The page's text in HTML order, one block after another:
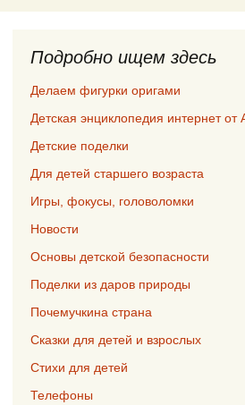
Подробно ищем здесь
Делаем фигурки оригами
Детская энциклопедия интернет от
Детские поделки
Для детей старшего возраста
Игры, фокусы, головоломки
Новости
Основы детской безопасности
Поделки из даров природы
Почемучкина страна
Сказки для детей и взрослых
Стихи для детей
Телефоны